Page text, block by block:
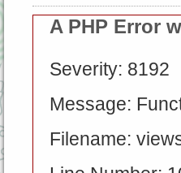
A PHP Error
Severity: 8192
Message:
Filename: